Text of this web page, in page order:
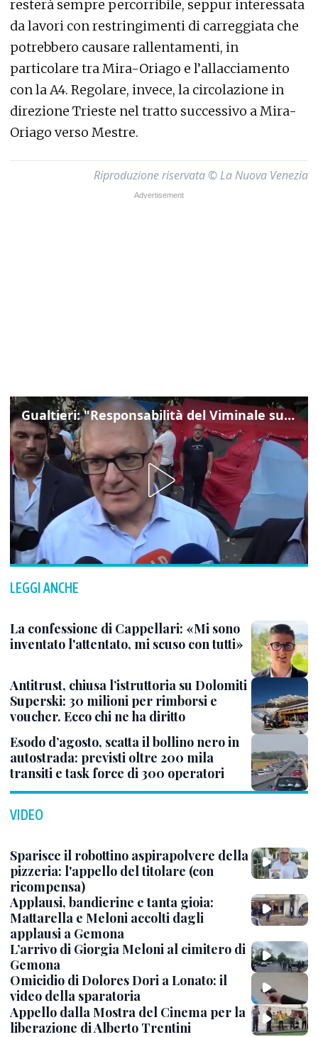
resterà sempre percorribile, seppur interessata
da lavori con restringimenti di carreggiata che
potrebbero causare rallentamenti, in
particolare tra Mira-Oriago e l’allacciamento
con la A4. Regolare, invece, la circolazione in
direzione Trieste nel tratto successivo a Mira-
Oriago verso Mestre.
Riproduzione riservata © La Nuova Venezia
Gualtieri: "Responsabilità del Viminale su Spin Time? La posizione dei partiti è nota"
LEGGI ANCHE
La confessione di Cappellari: «Mi sono
inventato l'attentato, mi scuso con tutti»
Antitrust, chiusa l’istruttoria su Dolomiti
Superski: 30 milioni per rimborsi e
voucher. Ecco chi ne ha diritto
Esodo d’agosto, scatta il bollino nero in
autostrada: previsti oltre 200 mila
transiti e task force di 300 operatori
VIDEO
Sparisce il robottino aspirapolvere della
pizzeria: l'appello del titolare (con
ricompensa)
Applausi, bandierine e tanta gioia:
Mattarella e Meloni accolti dagli
applausi a Gemona
L’arrivo di Giorgia Meloni al cimitero di
Gemona
Omicidio di Dolores Dori a Lonato: il
video della sparatoria
Appello dalla Mostra del Cinema per la
liberazione di Alberto Trentini